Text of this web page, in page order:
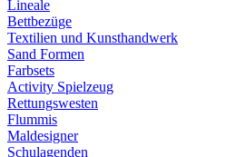
Lineale
Bettbezüge
Textilien und Kunsthandwerk
Sand Formen
Farbsets
Activity Spielzeug
Rettungswesten
Flummis
Maldesigner
Schulagenden